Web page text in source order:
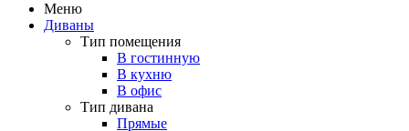
Меню
Диваны
Тип помещения
В гостинную
В кухню
В офис
Тип дивана
Прямые